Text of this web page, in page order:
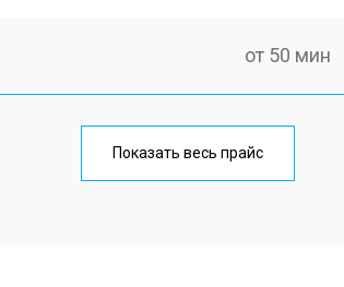
от 50 мин
от 90 мин
Показать весь прайс